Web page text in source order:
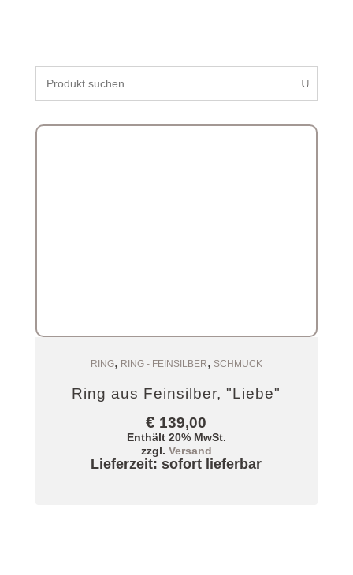
Zum Warenkorb
RING, RING - FEINSILBER, SCHMUCK
Ring aus Feinsilber, "Liebe"
€ 139,00
Enthält 20% MwSt.
zzgl. Versand
Lieferzeit: sofort lieferbar